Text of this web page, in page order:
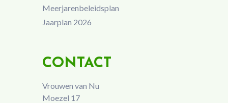
Meerjarenbeleidsplan
Jaarplan 2026
CONTACT
Vrouwen van Nu
Moezel 17